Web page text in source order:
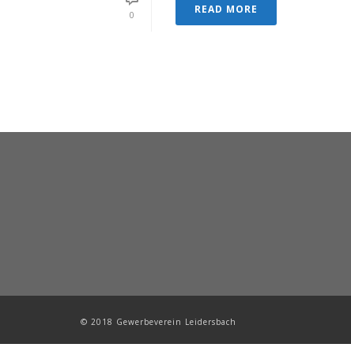
0 READ MORE
© 2018 Gewerbeverein Leidersbach